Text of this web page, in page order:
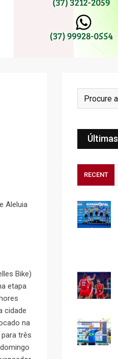
Aleluia
Bike)
etapa
cidade
na
três
Últimas
RECENT